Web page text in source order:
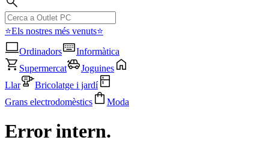
⭐Els nostres més venuts⭐
Ordinadors
Informàtica
Supermercat
Joguines
Llar
Bricolatge i jardí
Grans electrodomèstics
Moda
Error intern.